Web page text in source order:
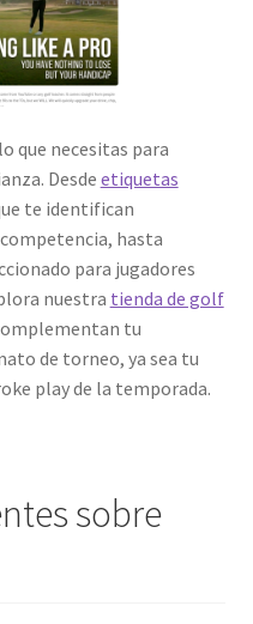
que necesitas para
Desde etiquetas
te identifican
hasta
para jugadores
nuestra tienda de golf
tu
de torneo, ya sea tu
play de la temporada.
sobre